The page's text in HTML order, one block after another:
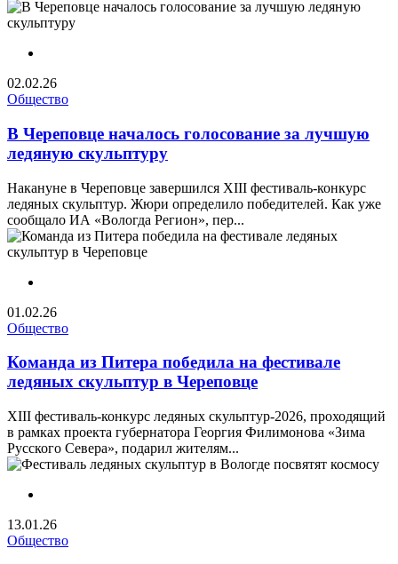
02.02.26
Общество
В Череповце началось голосование за лучшую
ледяную скульптуру
Накануне в Череповце завершился XIII фестиваль‑конкурс
ледяных скульптур. Жюри определило победителей. Как уже
сообщало ИА «Вологда Регион», пер...
01.02.26
Общество
Команда из Питера победила на фестивале
ледяных скульптур в Череповце
XIII фестиваль‑конкурс ледяных скульптур‑2026, проходящий
в рамках проекта губернатора Георгия Филимонова «Зима
Русского Севера», подарил жителям...
13.01.26
Общество